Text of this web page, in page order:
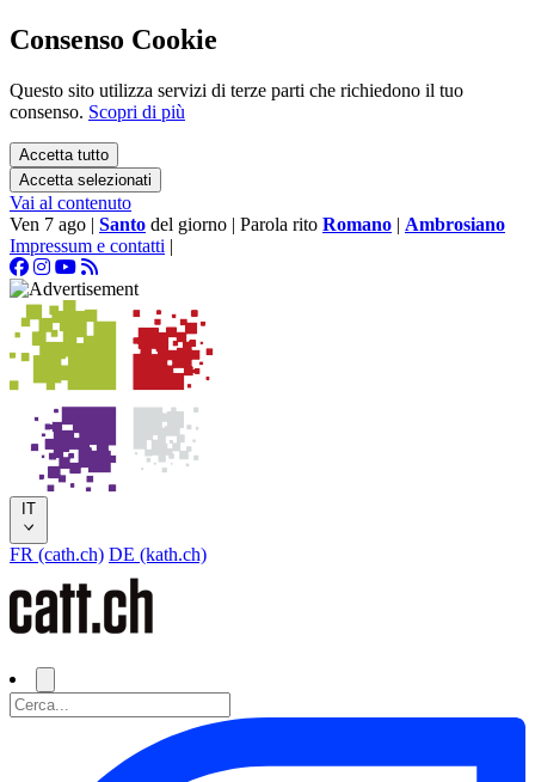
Consenso Cookie
Questo sito utilizza servizi di terze parti che richiedono il tuo
consenso. Scopri di più
Accetta tutto
Accetta selezionati
Vai al contenuto
Ven 7 ago | Santo del giorno | Parola rito Romano | Ambrosiano
Impressum e contatti |
IT
FR (cath.ch) DE (kath.ch)